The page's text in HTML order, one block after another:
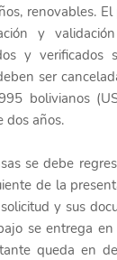
renovables.
y
y
ser
bolivianos
dos años.
se debe
de la
y sus
se entrega
queda en